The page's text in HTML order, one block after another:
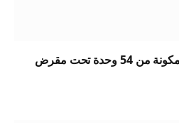
يقوم المالك بتوحيد محفظة مكونة من 54 وحدة تحت مقرض